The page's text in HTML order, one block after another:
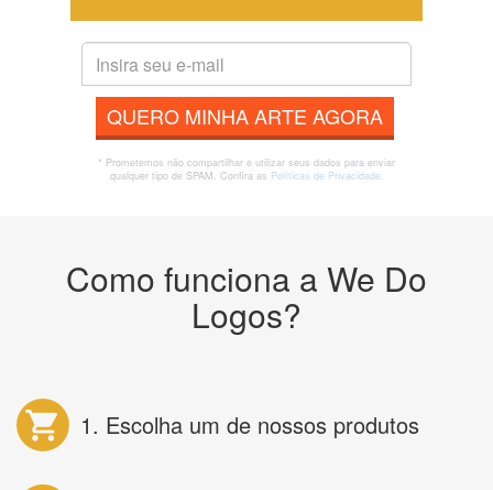
QUERO MINHA ARTE AGORA
* Prometemos não compartilhar e utilizar seus dados para enviar
qualquer tipo de SPAM. Confira as Políticas de Privacidade.
Como funciona a We Do
Logos?
1. Escolha um de nossos produtos